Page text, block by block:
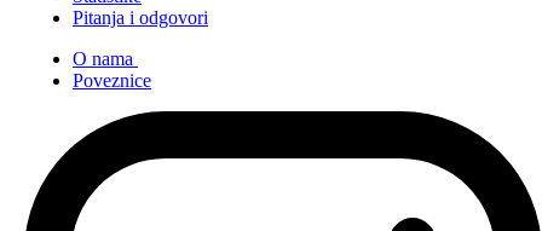
Pitanja i odgovori
O nama
Poveznice